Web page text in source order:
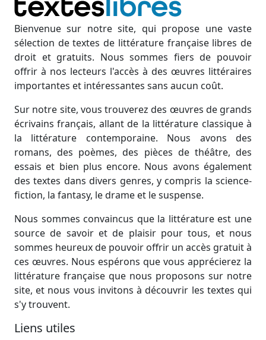
Bienvenue sur notre site, qui propose une vaste
sélection de textes de littérature française libres de
droit et gratuits. Nous sommes fiers de pouvoir
offrir à nos lecteurs l'accès à des œuvres littéraires
importantes et intéressantes sans aucun coût.
Sur notre site, vous trouverez des œuvres de grands
écrivains français, allant de la littérature classique à
la littérature contemporaine. Nous avons des
romans, des poèmes, des pièces de théâtre, des
essais et bien plus encore. Nous avons également
des textes dans divers genres, y compris la science-
fiction, la fantasy, le drame et le suspense.
Nous sommes convaincus que la littérature est une
source de savoir et de plaisir pour tous, et nous
sommes heureux de pouvoir offrir un accès gratuit à
ces œuvres. Nous espérons que vous apprécierez la
littérature française que nous proposons sur notre
site, et nous vous invitons à découvrir les textes qui
s'y trouvent.
Liens utiles